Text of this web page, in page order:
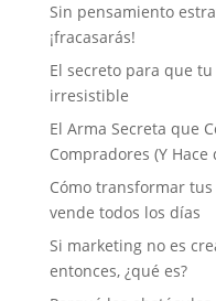
Sin pensamiento
¡fracasarás!
El secreto para que
irresistible
El Arma Secreta que
Compradores (Y
Cómo transformar
vende todos los días
Si marketing no es
entonces, ¿qué es?